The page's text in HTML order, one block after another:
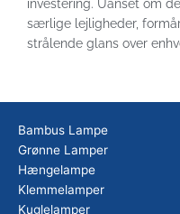
investering. Uanset om
særlige lejligheder,
strålende glans over
Bambus Lampe
Grønne Lamper
Hængelampe
Klemmelamper
Kuglelamper